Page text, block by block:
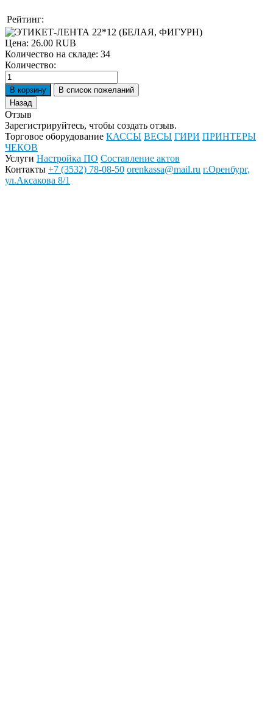
Рейтинг:
Цена: 26.00 RUB
Количество на складе: 34
Количество:
Отзыв
Зарегистрируйтесь, чтобы создать отзыв.
Торговое оборудование КАССЫ ВЕСЫ ГИРИ ПРИНТЕРЫ
ЧЕКОВ
Услуги Настройка ПО Составление актов
Контакты +7 (3532) 78-08-50 orenkassa@mail.ru г.Оренбург,
ул.Аксакова 8/1